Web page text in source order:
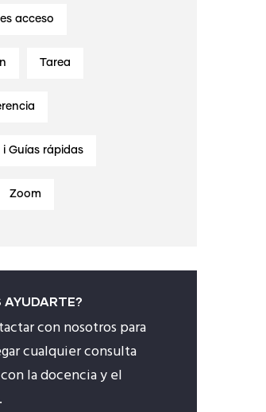
acceso
Tarea
Guías rápidas
Zoom
AYUDARTE?
con nosotros para
cualquier consulta
la docencia y el